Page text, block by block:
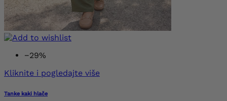
−29%
Kliknite i pogledajte više
Tanke kaki hlače